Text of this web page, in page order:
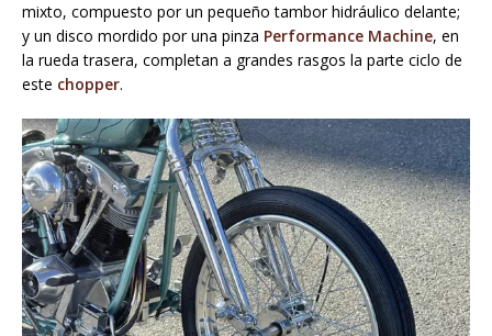
mixto, compuesto por un pequeño tambor hidráulico delante;
y un disco mordido por una pinza Performance Machine, en
la rueda trasera, completan a grandes rasgos la parte ciclo de
este chopper.